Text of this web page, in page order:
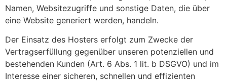
Namen, Websitezugriffe und sonstige Daten, die über
eine Website generiert werden, handeln.
Der Einsatz des Hosters erfolgt zum Zwecke der
Vertragserfüllung gegenüber unseren potenziellen und
bestehenden Kunden (Art. 6 Abs. 1 lit. b DSGVO) und im
Interesse einer sicheren, schnellen und effizienten